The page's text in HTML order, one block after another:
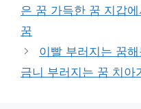
리
은 꿈 가득한 꿈 지갑
꿈
이빨 부러지는 꿈
금니 부러지는 꿈 치아